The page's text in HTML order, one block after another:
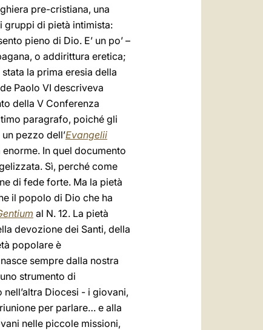
pre-cristiana, una
gruppi di pietà intimista:
pieno di Dio. E’ un po’ –
o addirittura eretica;
la prima eresia della
Paolo VI descriveva
della V Conferenza
paragrafo, poiché gli
pezzo dell’Evangelii
In quel documento
Sì, perché come
di fede forte. Ma la pietà
il popolo di Dio che ha
al N. 12. La pietà
devozione dei Santi, della
popolare è
sempre dalla nostra
strumento di
Diocesi - i giovani,
per parlare… e alla
nelle piccole missioni,